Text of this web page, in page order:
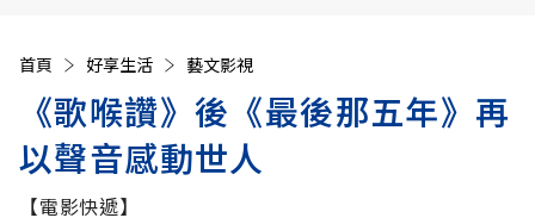
首頁 好享生活 藝文影視
《歌喉讚》後《最後那五年》再
以聲音感動世人
【電影快遞】